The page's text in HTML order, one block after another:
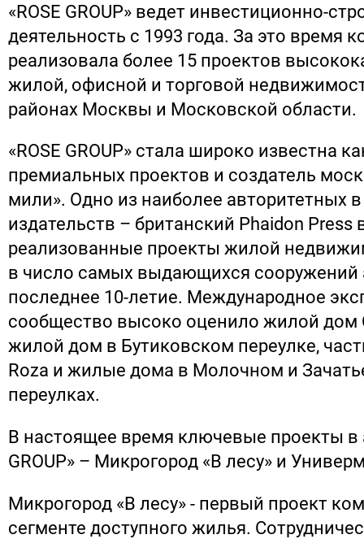
«ROSE GROUP» ведет инвестиционно-
деятельность с 1993 года. За это время
реализовала более 15 проектов
жилой, офисной и торговой
районах Москвы и Московской области.
«ROSE GROUP» стала широко известна
премиальных проектов и создатель
мили». Одно из наиболее авторитетных
издательств – британский Phaidon Press
реализованные проекты жилой
в число самых выдающихся сооружений
последнее 10-летие. Международное
сообщество высоко оценило жилой дом
жилой дом в Бутиковском переулке,
Roza и жилые дома в Молочном и
переулках.
В настоящее время ключевые проекты в
GROUP» – Микрогород «В лесу» и
Микрогород «В лесу» - первый проект
сегменте доступного жилья.